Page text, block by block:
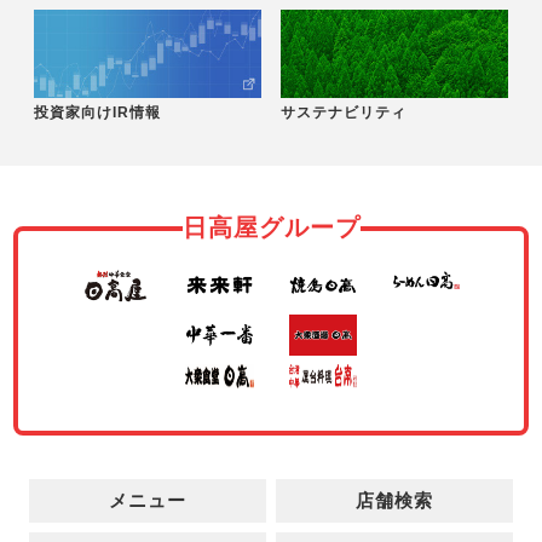
投資家向けIR情報 サステナビリティ
日高屋グループ
メニュー 店舗検索